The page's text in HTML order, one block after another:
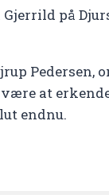
på
Pedersen,
at
endnu.